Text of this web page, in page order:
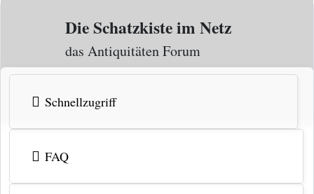
Zum Inhalt
Die Schatzkiste im Netz
das Antiquitäten Forum
Schnellzugriff
FAQ